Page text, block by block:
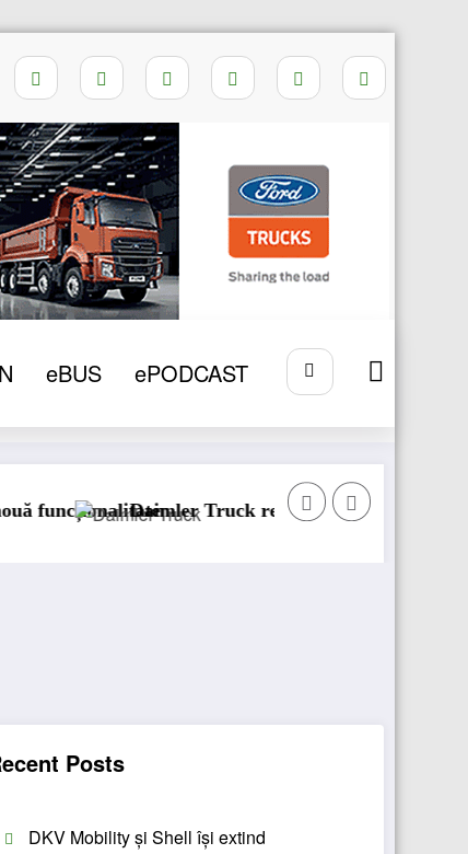
eBUS ePODCAST
Amenzi de circulatie in UE
în service peste 131.000 de camioaneDKV Mobility
Posts
DKV Mobility și Shell își extind